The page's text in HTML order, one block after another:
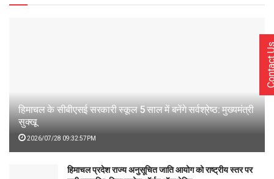
हिमाचल के सीबीएसई सरकारी स्कूल 5 साल में बनेंगे सर्वश्रेष्ठ: मुख्यमंत्री
सुक्खू
2026/07/28 09:32:57PM
हिमाचल प्रदेश राज्य अनुसूचित जाति आयोग को राष्ट्रीय स्तर पर